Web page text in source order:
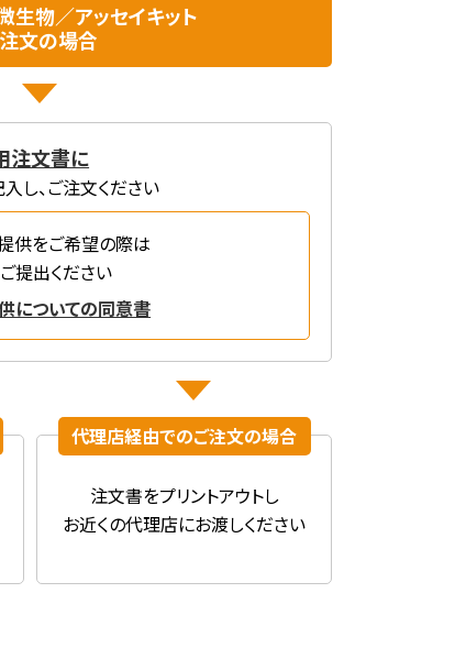
生物／アッセイキット
文の場合
注文書に
し、ご注文ください
供をご希望の際は
提出ください
についての同意書
代理店経由でのご注文の場合
注文書をプリントアウトし
お近くの代理店にお渡しください